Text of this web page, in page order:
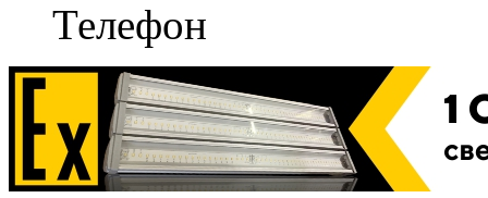
Телефон